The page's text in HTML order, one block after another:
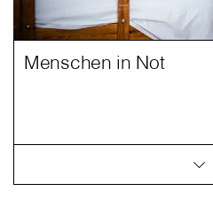
Menschen in Not